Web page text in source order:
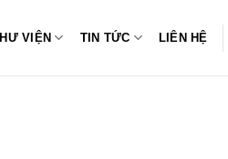
VIỆN TIN TỨC LIÊN HỆ